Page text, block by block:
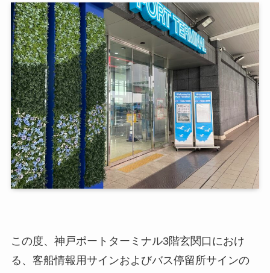
この度、神戸ポートターミナル3階玄関口におけ
る、客船情報用サインおよびバス停留所サインの